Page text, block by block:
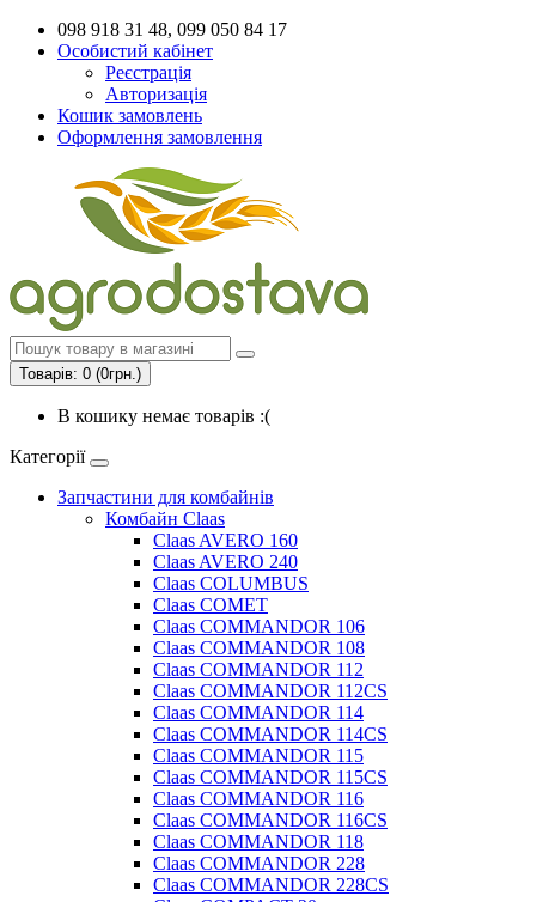
098 918 31 48, 099 050 84 17
Особистий кабінет
Реєстрація
Авторизація
Кошик замовлень
Оформлення замовлення
Товарів: 0 (0грн.)
В кошику немає товарів :(
Категорії
Запчастини для комбайнів
Комбайн Claas
Claas AVERO 160
Claas AVERO 240
Claas COLUMBUS
Claas COMET
Claas COMMANDOR 106
Claas COMMANDOR 108
Claas COMMANDOR 112
Claas COMMANDOR 112CS
Claas COMMANDOR 114
Claas COMMANDOR 114CS
Claas COMMANDOR 115
Claas COMMANDOR 115CS
Claas COMMANDOR 116
Claas COMMANDOR 116CS
Claas COMMANDOR 118
Claas COMMANDOR 228
Claas COMMANDOR 228CS